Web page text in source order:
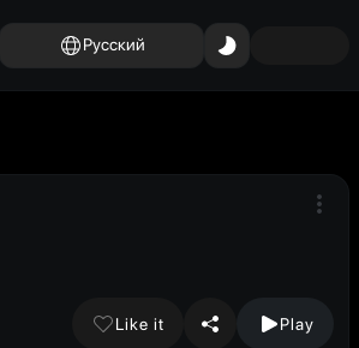
Русский
Like it Play